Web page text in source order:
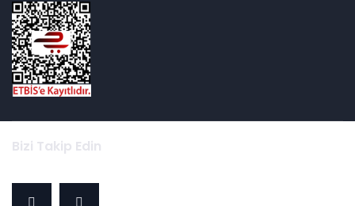
Bizi Takip Edin